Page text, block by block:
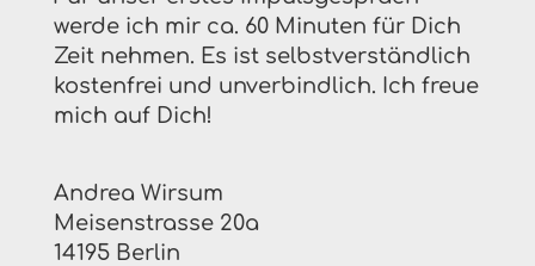
werde ich mir ca. 60 Minuten für Dich
Zeit nehmen. Es ist selbstverständlich
kostenfrei und unverbindlich. Ich freue
mich auf Dich!
Andrea Wirsum
Meisenstrasse 20a
14195 Berlin